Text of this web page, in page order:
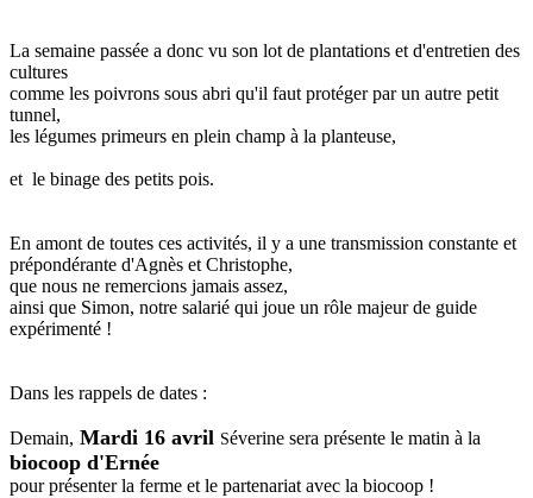
La semaine passée a donc vu son lot de plantations et d'entretien des
cultures
comme les poivrons sous abri qu'il faut protéger par un autre petit
tunnel,
les légumes primeurs en plein champ à la planteuse,
et le binage des petits pois.
En amont de toutes ces activités, il y a une transmission constante et
prépondérante d'Agnès et Christophe,
que nous ne remercions jamais assez,
ainsi que Simon, notre salarié qui joue un rôle majeur de guide
expérimenté !
Dans les rappels de dates :
Demain, Mardi 16 avril Séverine sera présente le matin à la
biocoop d'Ernée
pour présenter la ferme et le partenariat avec la biocoop !